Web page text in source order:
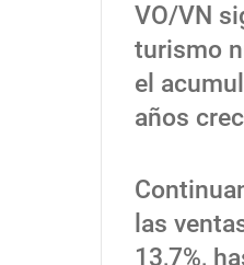
VO/VN
turismo
el
años
las
13,7%,